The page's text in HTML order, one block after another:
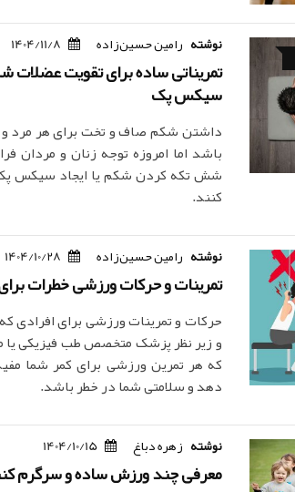
نوشته رامین حسین‌زاده 1404/11/8
تمریناتی ساده برای تقویت
سیکس پک
داشتن شکم صاف و تخت برای هر مرد و
باشد اما امروزه توجه زنان و مردان
شش تکه کردن شکم یا ایجاد سیکس
کنند.
نوشته رامین حسین‌زاده 1404/10/28
تمرینات و حرکات ورزشی خطرات
حرکات و تمرینات ورزشی برای افرادی
و زیر نظر پزشک متخصص طب فیزیکی یا
که هر تمرین ورزشی برای کمر شما
دهد و سلامتی شما در خطر باشد.
نوشته زهره دباغ 1404/10/15
معرفی چند ورزش ساده و سرگرم